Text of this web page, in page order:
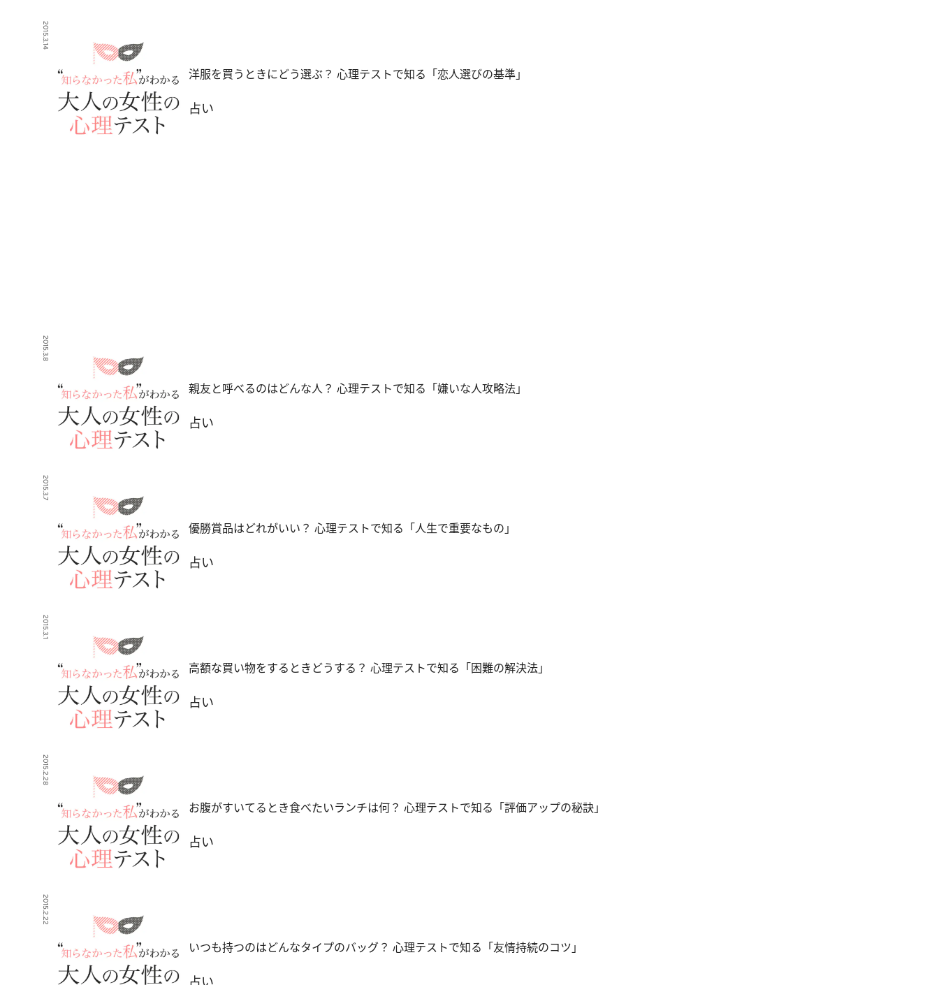
2015.3.14
洋服を買うときにどう選ぶ？ 心理テストで知る「恋人選びの基準」
占い
2015.3.8
親友と呼べるのはどんな人？ 心理テストで知る「嫌いな人攻略法」
占い
2015.3.7
優勝賞品はどれがいい？ 心理テストで知る「人生で重要なもの」
占い
2015.3.1
高額な買い物をするときどうする？ 心理テストで知る「困難の解決法」
占い
2015.2.28
お腹がすいてるとき食べたいランチは何？ 心理テストで知る「評価アップの秘訣」
占い
2015.2.22
いつも持つのはどんなタイプのバッグ？ 心理テストで知る「友情持続のコツ」
占い